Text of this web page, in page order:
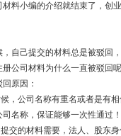
料小编的介绍就结束了，创
己提交的材料总是被驳回
公司材料为什么一直被驳回
原因：
公司名称有重名或者是有相
名称，保证能够一次性通过！
的材料需要，法人、股东身